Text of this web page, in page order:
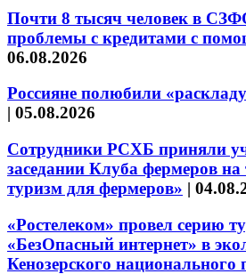
Почти 8 тысяч человек в
проблемы с кредитами с
06.08.2026
Россияне полюбили
| 05.08.2026
Сотрудники РСХБ приняли
заседании Клуба фермеров
туризм для фермеров» |
«Ростелеком» провел серию
«БезОпасный интернет» в
Кенозерского национального